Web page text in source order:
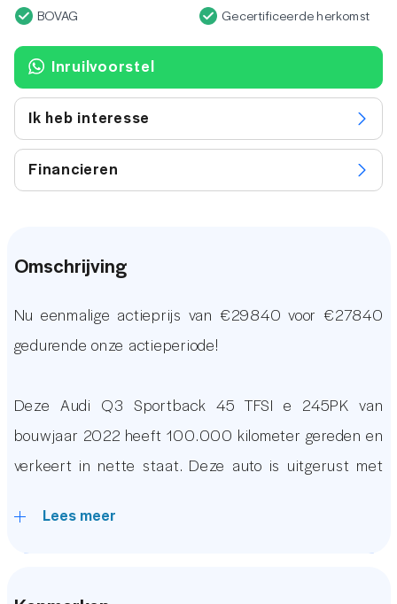
BOVAG Gecertificeerde herkomst
Inruilvoorstel
Ik heb interesse
Financieren
Omschrijving
Nu eenmalige actieprijs van €29840 voor €27840
gedurende onze actieperiode!
Deze Audi Q3 Sportback 45 TFSI e 245PK van
bouwjaar 2022 heeft 100.000 kilometer gereden en
verkeert in nette staat. Deze auto is uitgerust met
Adaptive Cruise Control, Dodehoekdetectie,
Stoelverwarming, Origineel Grootbeeld Audi Audio
Lees meer